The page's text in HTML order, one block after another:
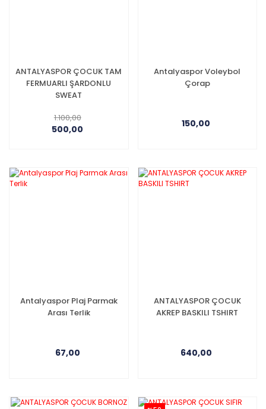
ANTALYASPOR ÇOCUK TAM
FERMUARLI ŞARDONLU
SWEAT
500,00
1.100,00
Antalyaspor Voleybol
Çorap
150,00
Antalyaspor Plaj Parmak
Arası Terlik
67,00
ANTALYASPOR ÇOCUK
AKREP BASKILI TSHIRT
640,00